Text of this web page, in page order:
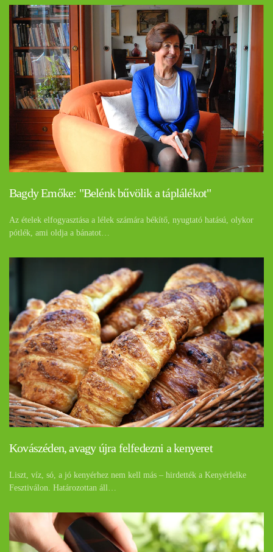
Bagdy Emőke: "Belénk bűvölik a táplálékot"
Az ételek elfogyasztása a lélek számára békítő, nyugtató hatású, olykor
pótlék, ami oldja a bánatot…
Kovászéden, avagy újra felfedezni a kenyeret
Liszt, víz, só, a jó kenyérhez nem kell más – hirdették a Kenyérlelke
Fesztiválon. Határozottan áll…